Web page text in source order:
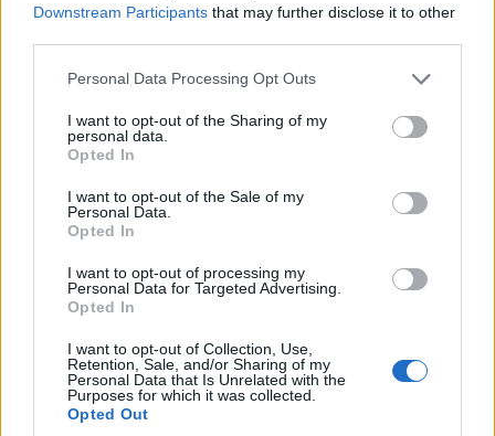
Downstream Participants that may further disclose it to other
Please note that this website/app uses one or more Google
not limited to your visit or usage behaviour. You may click to
grant or deny consent to Google and its third-party tags to
use your data for below specified purposes in below Google
consent section.
Personal Data Processing Opt Outs
I want to opt-out of the Sharing of my
personal data.
Opted In
I want to opt-out of the Sale of my
Personal Data.
Opted In
I want to opt-out of processing my
Personal Data for Targeted Advertising.
Opted In
I want to opt-out of Collection, Use,
Retention, Sale, and/or Sharing of my
Personal Data that Is Unrelated with the
Purposes for which it was collected.
Opted Out
Στην έκδοση Esprit Alpine, το νέο Renault Clio αποτελείται
από 33.7% υλικά χαμηλής περιβαλλοντικής επιβάρυνσης
(ανακυκλωμένα υλικά: 24%, + τμήματα από απορρίμματα). Η
έκδοση full hybrid Esprit Alpine μπορεί να ανακυκλωθεί σε
πάνω από το 85% του συνολικού του βάρους της, μαζί με τις